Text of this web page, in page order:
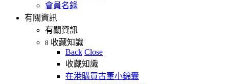
會員名錄
有關資訊
有關資訊
8 收藏知識
Back Close
收藏知識
在港購買古董小錦囊